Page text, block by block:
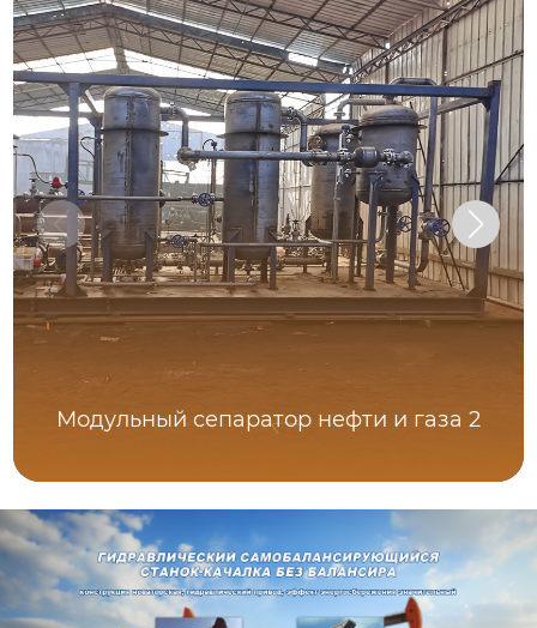
Модульный сепаратор нефти и газа 2